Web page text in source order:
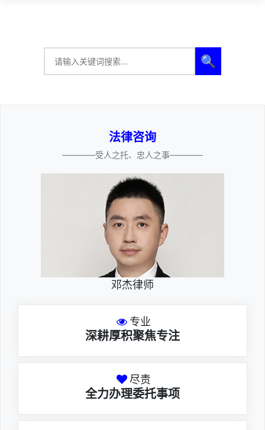
🔍
法律咨询
————受人之托、忠人之事————
邓杰律师
专业
深耕厚积聚焦专注
尽责
全力办理委托事项